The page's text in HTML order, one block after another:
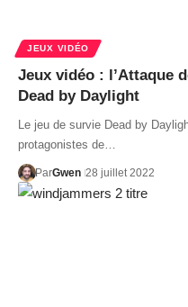
JEUX VIDÉO
Jeux vidéo : l’Attaque
Dead by Daylight
Le jeu de survie Dead by
protagonistes de…
ParGwen 28 juillet 2022